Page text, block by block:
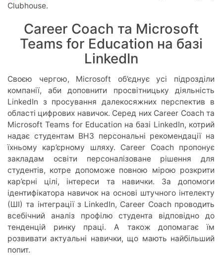
Clubhouse.
Career Coach та Microsoft
Teams for Education на базі
LinkedIn
Своєю чергою, Microsoft об’єднує усі підрозділи
компанії, аби доповнити просвітницьку діяльність
LinkedIn з просування далекосяжних перспектив в
області цифрових навичок. Серед них Career Coach та
Microsoft Teams for Education на базі LinkedIn, котрий
надає студентам ВНЗ персональні рекомендації на
їхньому кар’єрному шляху. Career Coach пропонує
закладам освіти персоналізоване рішення для
студентів, котре допоможе повною мірою розкрити
кар’єрні цілі, інтереси та навички. За допомоги
ідентифікатора навичок на основі штучного інтелекту
(ШІ) та інтеграції з LinkedIn, Career Coach проводить
всебічний аналіз профілю студента відповідно до
тенденцій ринку праці. А також допомагає їм
розвивати актуальні навички, що мають найбільший
попит.